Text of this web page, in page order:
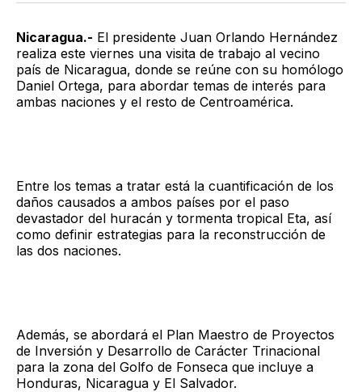
Nicaragua.- El presidente Juan Orlando Hernández
realiza este viernes una visita de trabajo al vecino
país de Nicaragua, donde se reúne con su homólogo
Daniel Ortega, para abordar temas de interés para
ambas naciones y el resto de Centroamérica.
Entre los temas a tratar está la cuantificación de los
daños causados a ambos países por el paso
devastador del huracán y tormenta tropical Eta, así
como definir estrategias para la reconstrucción de
las dos naciones.
Además, se abordará el Plan Maestro de Proyectos
de Inversión y Desarrollo de Carácter Trinacional
para la zona del Golfo de Fonseca que incluye a
Honduras, Nicaragua y El Salvador.